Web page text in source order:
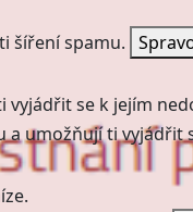
šíření spamu.
vyjádřit se k jejím
umožňují ti vyjádřit